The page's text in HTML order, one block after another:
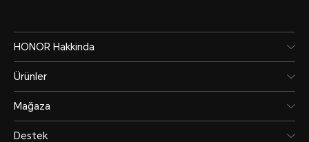
HONOR Hakkinda
Ürünler
Mağaza
Destek